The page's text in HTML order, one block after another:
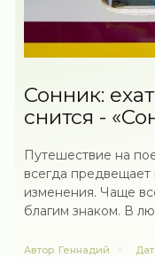
Сонник:
снится -
Путешествие на
всегда
изменения. Чаще
благим знаком. В
Автор Геннадий